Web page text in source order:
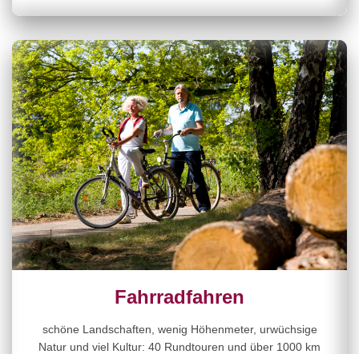
Fahrradfahren
schöne Landschaften, wenig Höhenmeter, urwüchsige
Natur und viel Kultur: 40 Rundtouren und über 1000 km